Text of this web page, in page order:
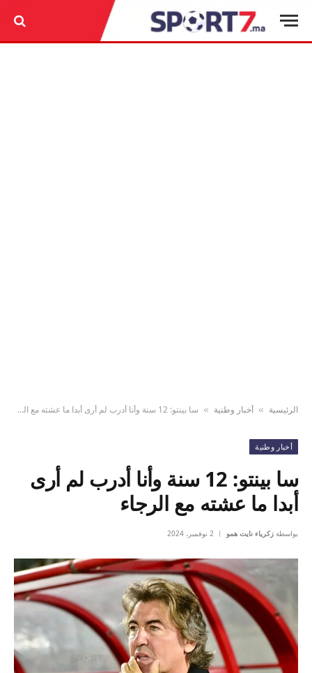
الرئيسية » أخبار وطنية » سا بينتو: 12 سنة وأنا أدرب لم أرى أبدا ما عشته مع الرجاء
أخبار وطنية
سا بينتو: 12 سنة وأنا أدرب لم أرى
أبدا ما عشته مع الرجاء
بواسطة زكرياء نايت همو 2 نوفمبر، 2024